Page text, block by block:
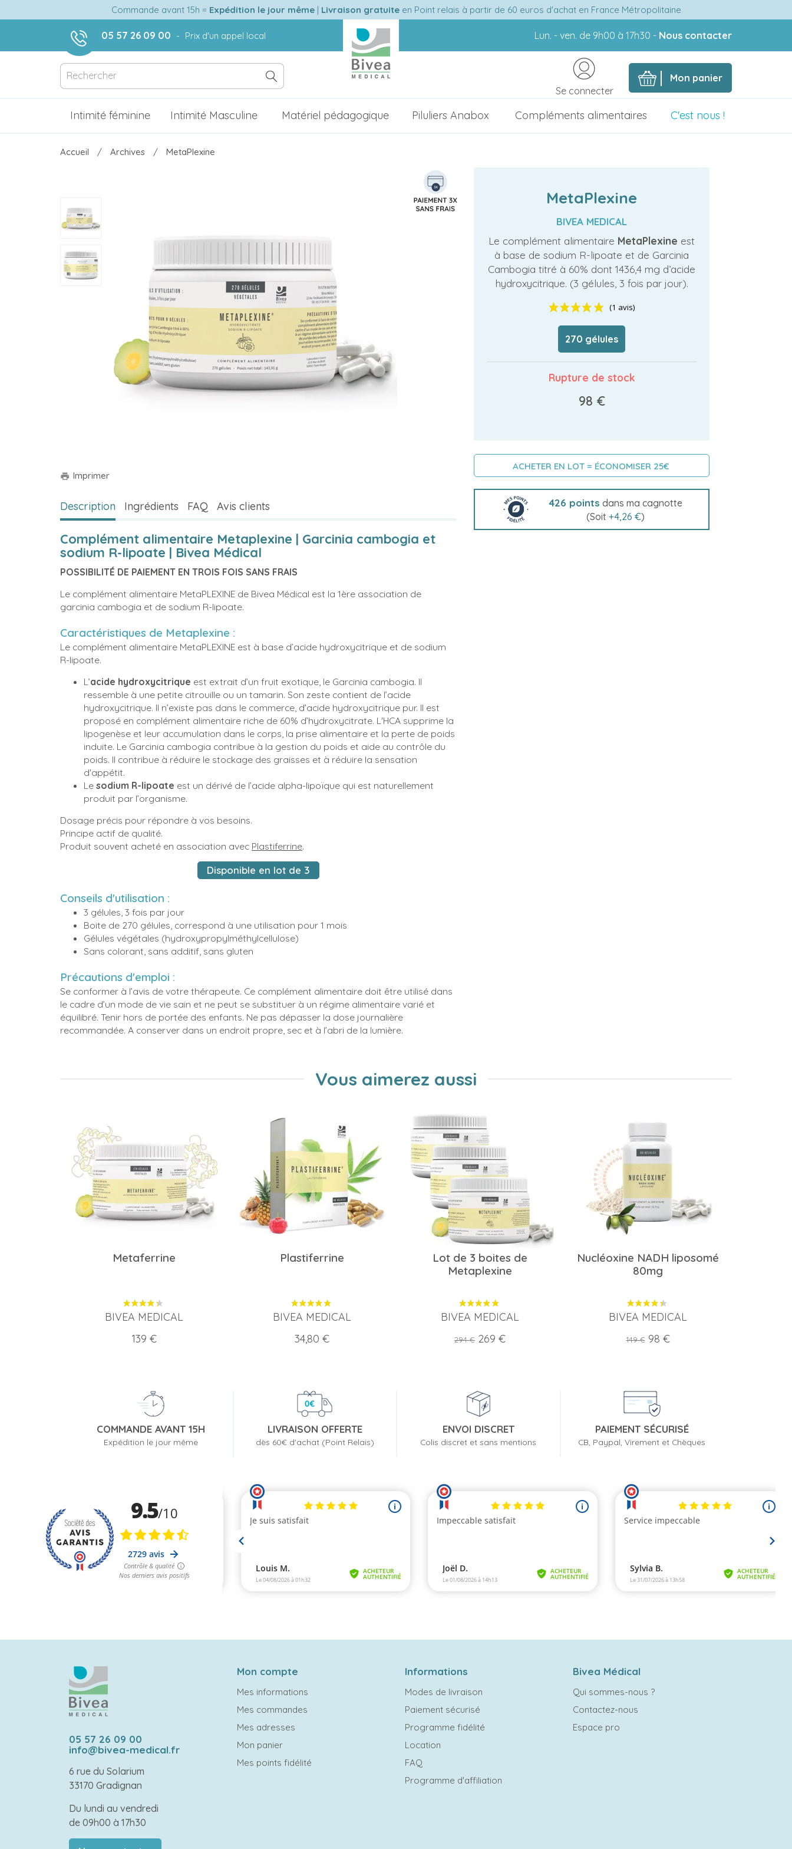
Commande avant 15h = Expédition le jour même| Livraison gratuiteen Point relais à partir de 60 euros d'achat en France Métropolitaine
05 57 26 09 00 - Prix d'un appel local Lun. - ven. de 9h00 à 17h30 - Nous contacter
Mon panier
Se connecter
Intimité féminine Intimité Masculine Matériel pédagogique Piluliers Anabox Compléments alimentaires C'est nous !
Accueil Archives MetaPlexine
print Imprimer
MetaPlexine
BIVEA MEDICAL
Le complément alimentaire MetaPlexine est
à base de sodium R-lipoate et de Garcinia
Cambogia titré à 60% dont 1436,4 mg d’acide
hydroxycitrique. (3 gélules, 3 fois par jour).
270 gélules
Rupture de stock
98 €
ACHETER EN LOT = ÉCONOMISER 25€
426 points dans ma cagnotte
(Soit +4,26 €)
Description Ingrédients FAQ Avis clients
Complément alimentaire Metaplexine | Garcinia cambogia et
sodium R-lipoate | Bivea Médical
POSSIBILITÉ DE PAIEMENT EN TROIS FOIS SANS FRAIS
Le complément alimentaire MetaPLEXINE de Bivea Médical est la 1ère association de
garcinia cambogia et de sodium R-lipoate.
Caractéristiques de Metaplexine :
Le complément alimentaire MetaPLEXINE est à base d’acide hydroxycitrique et de sodium
R-lipoate.
L’acide hydroxycitrique est extrait d’un fruit exotique, le Garcinia cambogia. Il
ressemble à une petite citrouille ou un tamarin. Son zeste contient de l’acide
hydroxycitrique. Il n’existe pas dans le commerce, d’acide hydroxycitrique pur. Il est
proposé en complément alimentaire riche de 60% d’hydroxycitrate. L'HCA supprime la
lipogenèse et leur accumulation dans le corps, la prise alimentaire et la perte de poids
induite. Le Garcinia cambogia contribue à la gestion du poids et aide au contrôle du
poids. Il contribue à réduire le stockage des graisses et à réduire la sensation
d'appétit.
Le sodium R-lipoate est un dérivé de l’acide alpha-lipoïque qui est naturellement
produit par l’organisme.
Dosage précis pour répondre à vos besoins.
Principe actif de qualité.
Produit souvent acheté en association avec Plastiferrine.
Disponible en lot de 3
Conseils d'utilisation :
3 gélules, 3 fois par jour
Boite de 270 gélules, correspond à une utilisation pour 1 mois
Gélules végétales (hydroxypropylméthylcellulose)
Sans colorant, sans additif, sans gluten
Précautions d'emploi :
Se conformer à l’avis de votre thérapeute. Ce complément alimentaire doit être utilisé dans
le cadre d’un mode de vie sain et ne peut se substituer à un régime alimentaire varié et
équilibré. Tenir hors de portée des enfants. Ne pas dépasser la dose journalière
recommandée. A conserver dans un endroit propre, sec et à l’abri de la lumière.
Vous aimerez aussi
Metaferrine
BIVEA MEDICAL
Prix
139 €
Plastiferrine
BIVEA MEDICAL
Prix
34,80 €
Lot de 3 boites de
Metaplexine
BIVEA MEDICAL
Prix
294 € Prix
269 €
Nucléoxine NADH liposomé
80mg
BIVEA MEDICAL
Prix
149 € Prix
98 €
COMMANDE AVANT 15H
Expédition le jour même
LIVRAISON OFFERTE
dès 60€ d'achat (Point Relais)
ENVOI DISCRET
Colis discret et sans mentions
PAIEMENT SÉCURISÉ
CB, Paypal, Virement et Chèques
05 57 26 09 00
info@bivea-medical.fr
6 rue du Solarium
33170 Gradignan
Du lundi au vendredi
de 09h00 à 17h30
Mon compte
Mes informations
Mes commandes
Mes adresses
Mon panier
Mes points fidélité
Informations
Modes de livraison
Paiement sécurisé
Programme fidélité
Location
FAQ
Programme d'affiliation
Bivea Médical
Qui sommes-nous ?
Contactez-nous
Espace pro